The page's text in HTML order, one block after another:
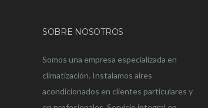
SOBRE NOSOTROS
Somos una empresa especializada en
climatización. Instalamos aires
acondicionados en clientes particulares y